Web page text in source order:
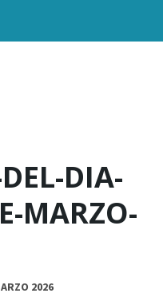
DIA-
MARZO-
2026